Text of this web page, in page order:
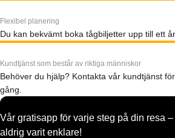
Flexibel planering
Du kan bekvämt boka tågbiljetter upp till ett
Kundtjänst som består av riktiga människor
Behöver du hjälp? Kontakta vår kundtjänst
gång.
Vår gratisapp för varje steg på din resa
aldrig varit enklare!